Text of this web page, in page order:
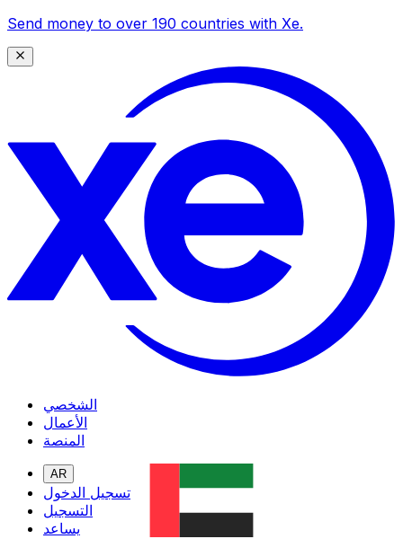
Send money to over 190 countries with Xe.
الشخصي
الأعمال
المنصة
AR
تسجيل الدخول
التسجيل
يساعد